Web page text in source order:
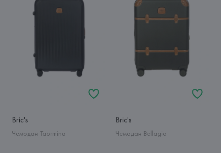
Bric's
Чемодан Taormina
Bric's
Чемодан Bellagio